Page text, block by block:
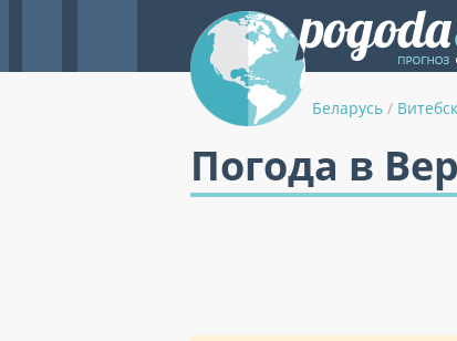
Беларусь /
Погода в